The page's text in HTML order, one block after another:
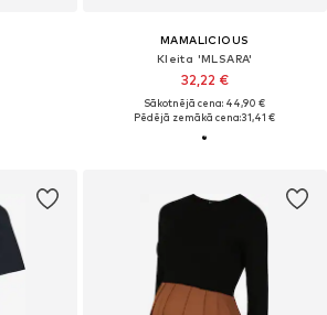
MAMALICIOUS
Kleita 'MLSARA'
32,22 €
Sākotnējā cena: 44,90 €
Pēdējā zemākā cena:31,41 €